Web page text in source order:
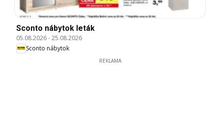
Sconto nábytok leták
05.08.2026-25.08.2026
Sconto nábytok
REKLAMA